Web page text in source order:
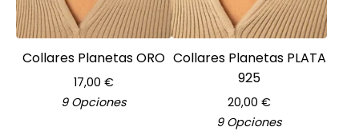
Collares Planetas ORO
17,00 €
9 Opciones
Collares Planetas PLATA
925
20,00 €
9 Opciones